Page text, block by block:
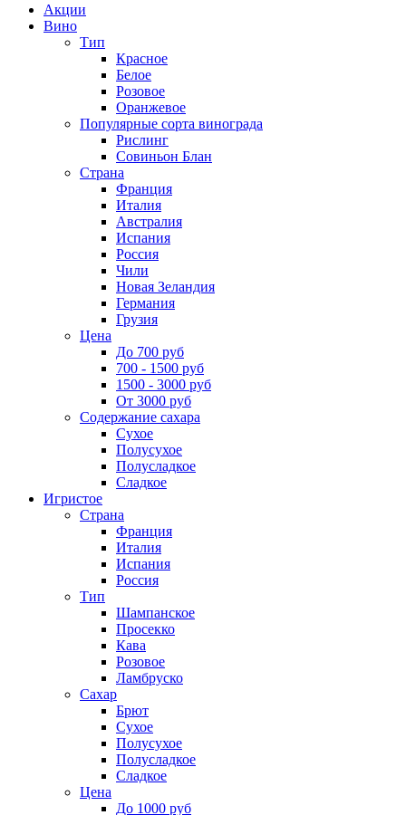
Акции
Вино
Тип
Красное
Белое
Розовое
Оранжевое
Популярные сорта винограда
Рислинг
Совиньон Блан
Страна
Франция
Италия
Австралия
Испания
Россия
Чили
Новая Зеландия
Германия
Грузия
Цена
До 700 руб
700 - 1500 руб
1500 - 3000 руб
От 3000 руб
Содержание сахара
Сухое
Полусухое
Полусладкое
Сладкое
Игристое
Страна
Франция
Италия
Испания
Россия
Тип
Шампанское
Просекко
Кава
Розовое
Ламбруско
Сахар
Брют
Сухое
Полусухое
Полусладкое
Сладкое
Цена
До 1000 руб